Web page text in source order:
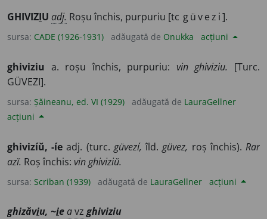
GHIVIZIU adj. Roșu închis, purpuriu [tc güvezi].
sursa: CADE (1926-1931) adăugată de Onukka acțiuni
ghiviziu a. roșu închis, purpuriu: vin ghiviziu.
[Turc.
GÜVEZI].
sursa: Șăineanu, ed. VI (1929) adăugată de LauraGellner
acțiuni
ghivizíŭ, -íe adj. (turc. güvezí, îld.güvez, roș închis).Rar
azĭ. Roș închis: vin ghiviziŭ.
sursa: Scriban (1939) adăugată de LauraGellner acțiuni
ghizăviu, ~ieavz ghiviziu